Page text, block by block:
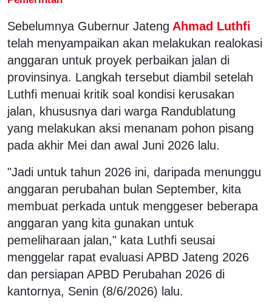
Sebelumnya Gubernur Jateng Ahmad Luthfi
telah menyampaikan akan melakukan realokasi
anggaran untuk proyek perbaikan jalan di
provinsinya. Langkah tersebut diambil setelah
Luthfi menuai kritik soal kondisi kerusakan
jalan, khususnya dari warga Randublatung
yang melakukan aksi menanam pohon pisang
pada akhir Mei dan awal Juni 2026 lalu.
"Jadi untuk tahun 2026 ini, daripada menunggu
anggaran perubahan bulan September, kita
membuat perkada untuk menggeser beberapa
anggaran yang kita gunakan untuk
pemeliharaan jalan," kata Luthfi seusai
menggelar rapat evaluasi APBD Jateng 2026
dan persiapan APBD Perubahan 2026 di
kantornya, Senin (8/6/2026) lalu.